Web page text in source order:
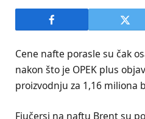
Cene nafte porasle su čak
nakon što je OPEK plus
proizvodnju za 1,16 miliona
Fjučersi na naftu Brent su